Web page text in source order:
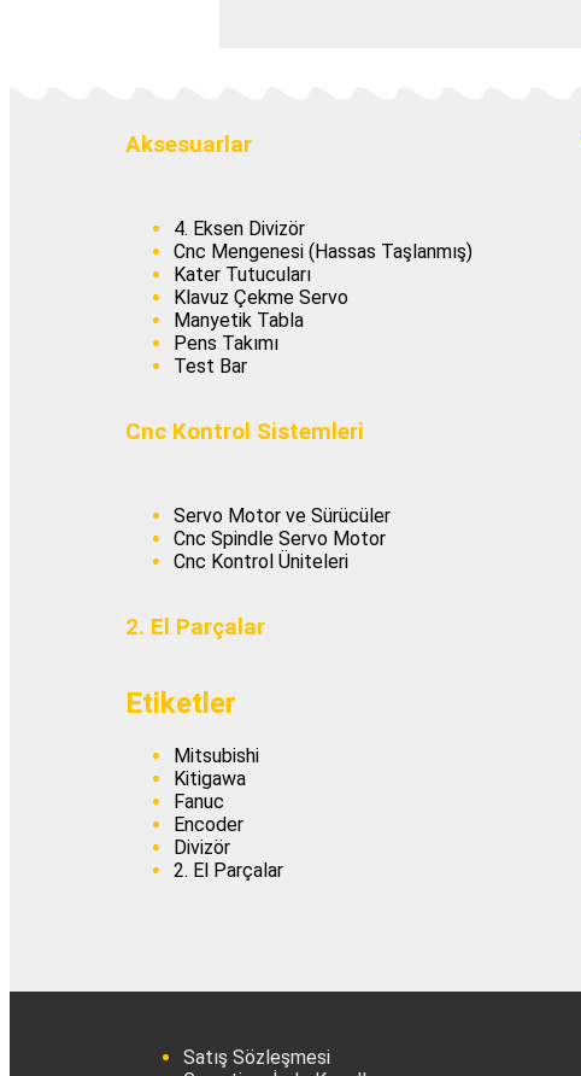
Aksesuarlar
4. Eksen Divizör
Cnc Mengenesi (Hassas Taşlanmış)
Kater Tutucuları
Klavuz Çekme Servo
Manyetik Tabla
Pens Takımı
Test Bar
Cnc Kontrol Sistemleri
Servo Motor ve Sürücüler
Cnc Spindle Servo Motor
Cnc Kontrol Üniteleri
2. El Parçalar
Etiketler
Mitsubishi
Kitigawa
Fanuc
Encoder
Divizör
2. El Parçalar
Satış Sözleşmesi